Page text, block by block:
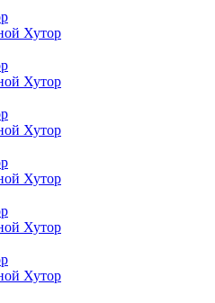
Хутор
Хутор
Хутор
Хутор
Хутор
Хутор